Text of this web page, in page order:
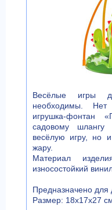
Весёлые игры
необходимы.
игрушка-фонтан
садовому шлангу
весёлую игру, но
жару.
Материал
износостойкий
Предназначено для
Размер: 18х17х27